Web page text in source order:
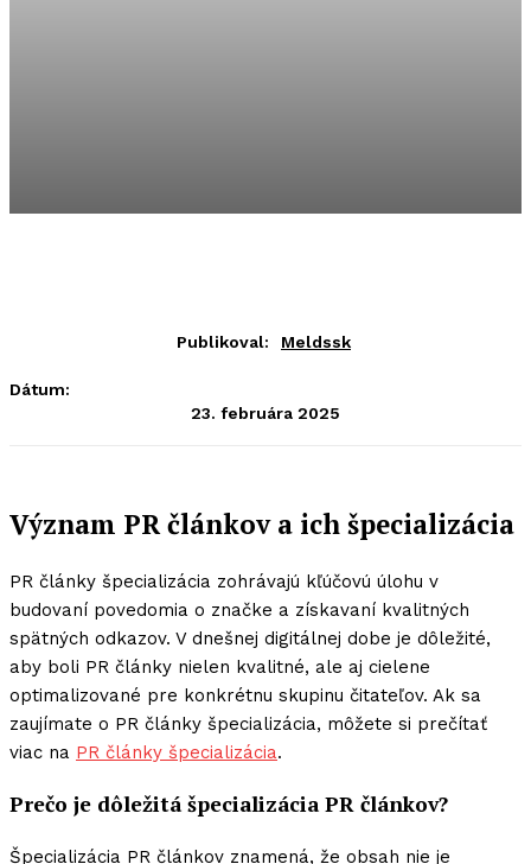
Publikoval: Meldssk
Dátum:
23. februára 2025
Význam PR článkov a ich špecializácia
PR články špecializácia zohrávajú kľúčovú úlohu v
budovaní povedomia o značke a získavaní kvalitných
spätných odkazov. V dnešnej digitálnej dobe je dôležité,
aby boli PR články nielen kvalitné, ale aj cielene
optimalizované pre konkrétnu skupinu čitateľov. Ak sa
zaujímate o PR články špecializácia, môžete si prečítať
viac na PR články špecializácia.
Prečo je dôležitá špecializácia PR článkov?
Špecializácia PR článkov znamená, že obsah nie je